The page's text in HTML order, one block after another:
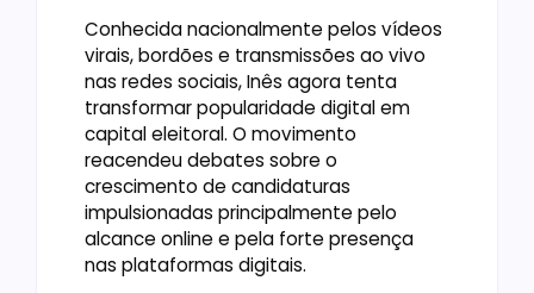
Conhecida nacionalmente pelos vídeos
virais, bordões e transmissões ao vivo
nas redes sociais, Inês agora tenta
transformar popularidade digital em
capital eleitoral. O movimento
reacendeu debates sobre o
crescimento de candidaturas
impulsionadas principalmente pelo
alcance online e pela forte presença
nas plataformas digitais.